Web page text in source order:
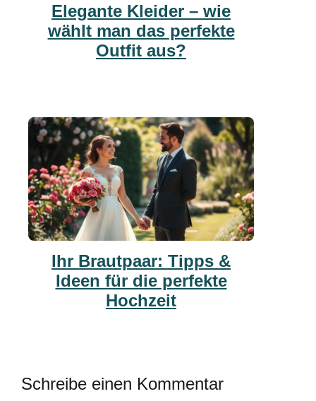
Elegante Kleider – wie
wählt man das perfekte
Outfit aus?
Ihr Brautpaar: Tipps &
Ideen für die perfekte
Hochzeit
Schreibe einen Kommentar